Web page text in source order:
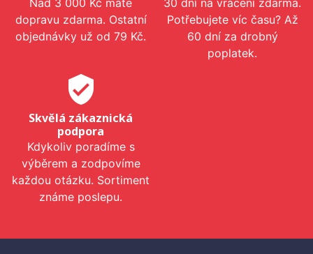
dopravu zdarma. Ostatní
objednávky už od 79 Kč.
Potřebujete víc času? Až
60 dní za drobný
poplatek.
verified_user
Skvělá zákaznická
podpora
Kdykoliv poradíme s
výběrem a zodpovíme
každou otázku. Sortiment
známe poslepu.